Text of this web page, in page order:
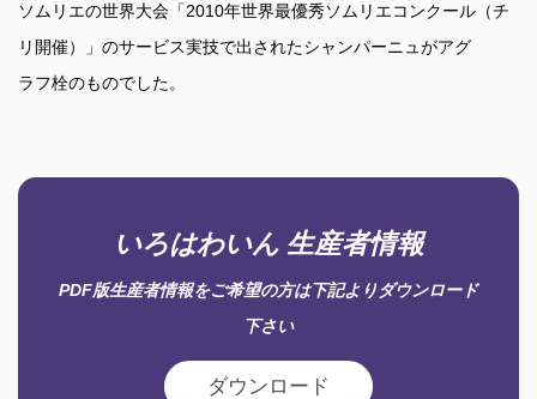
ソムリエの世界大会「2010年世界最優秀ソムリエコンクール（チ
リ開催）」のサービス実技で出されたシャンパーニュがアグ
ラフ栓のものでした。
いろはわいん 生産者情報
PDF版生産者情報をご希望の方は下記よりダウンロード
下さい
ダウンロード